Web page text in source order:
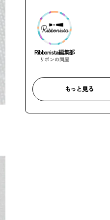
Ribbonista編集部
リボンの問屋
もっと見る